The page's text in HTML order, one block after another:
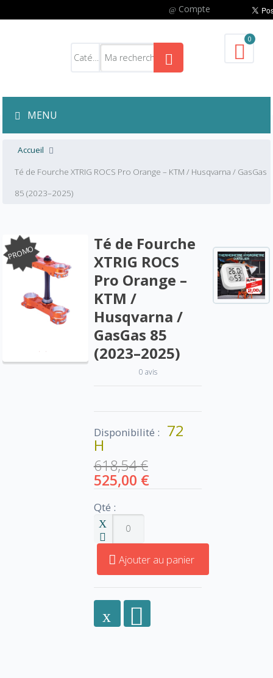
Compte
0
MENU
Accueil
Té de Fourche XTRIG ROCS Pro Orange – KTM / Husqvarna / GasGas
85 (2023–2025)
PROMO
Té de Fourche
XTRIG ROCS
Pro Orange –
KTM /
Husqvarna /
GasGas 85
(2023–2025)
0 avis
Disponibilité : 72
H
618,54 €
525,00 €
Qté :
Ajouter au panier